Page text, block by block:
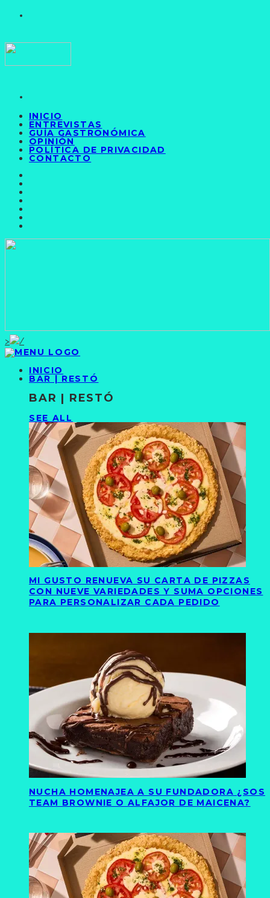
INICIO
ENTREVISTAS
GUÍA GASTRONÓMICA
OPINIÓN
POLÍTICA DE PRIVACIDAD
CONTACTO
>
INICIO
BAR | RESTÓ
BAR | RESTÓ
SEE ALL
MI GUSTO RENUEVA SU CARTA DE PIZZAS
CON NUEVE VARIEDADES Y SUMA OPCIONES
PARA PERSONALIZAR CADA PEDIDO
NUCHA HOMENAJEA A SU FUNDADORA ¿SOS
TEAM BROWNIE O ALFAJOR DE MAICENA?